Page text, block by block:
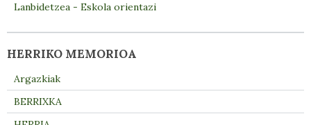
Lanbidetzea - Eskola orientazi
HERRIKO MEMORIOA
Argazkiak
BERRIXKA